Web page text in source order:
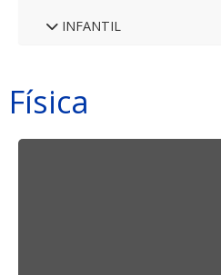
INFANTIL
Física